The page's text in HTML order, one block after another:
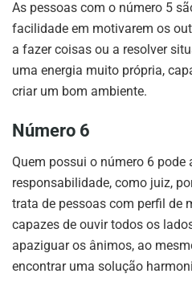
As pessoas com o número 5
facilidade em motivarem os
a fazer coisas ou a resolver
uma energia muito própria,
criar um bom ambiente.
Número 6
Quem possui o número 6 pode
responsabilidade, como juiz,
trata de pessoas com perfil de
capazes de ouvir todos os
apaziguar os ânimos, ao
encontrar uma solução